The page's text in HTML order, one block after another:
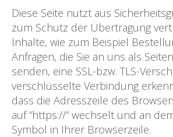
Diese Seite nutzt aus
zum Schutz der Übertragung
Inhalte, wie zum Beispiel
Anfragen, die Sie an uns als
senden, eine SSL-bzw. TLS-
verschlüsselte Verbindung
dass die Adresszeile des
auf “https://” wechselt und an
Symbol in Ihrer Browserzeile.